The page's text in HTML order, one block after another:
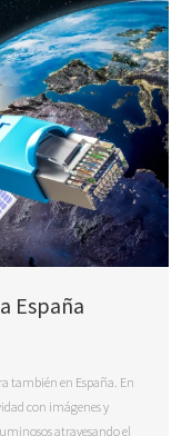
España
también en España. En
con imágenes y
atravesando el